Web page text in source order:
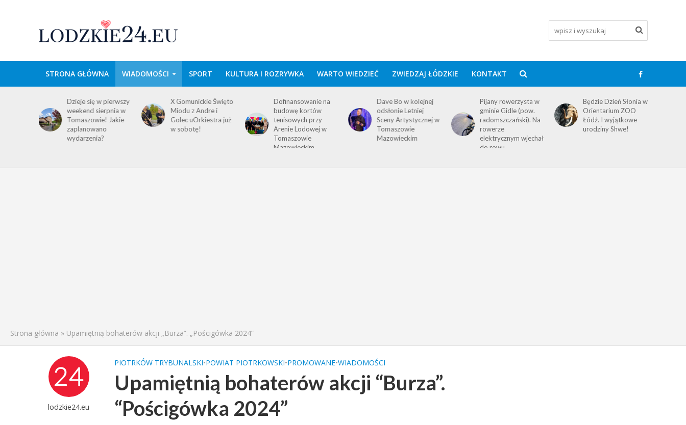
STRONA GŁÓWNA WIADOMOŚCI SPORT KULTURA I ROZRYWKA WARTO WIEDZIEĆ ZWIEDZAJ ŁÓDZKIE KONTAKT
Dzieje się w pierwszy
weekend sierpnia w
Tomaszowie! Jakie
zaplanowano
wydarzenia?
X Gomunickie Święto
Miodu z Andre i
Golec uOrkiestra już
w sobotę!
Dofinansowanie na
budowę kortów
tenisowych przy
Arenie Lodowej w
Tomaszowie
Mazowieckim
Dave Bo w kolejnej
odsłonie Letniej
Sceny Artystycznej w
Tomaszowie
Mazowieckim
Pijany rowerzysta w
gminie Gidle (pow.
radomszczański). Na
rowerze
elektrycznym wjechał
do rowu
Będzie Dzień Słonia w
Orientarium ZOO
Łódź. I wyjątkowe
urodziny Shwe!
Strona główna » Upamiętnią bohaterów akcji „Burza”. „Pościgówka 2024”
lodzkie24.eu
PIOTRKÓW TRYBUNALSKI•POWIAT PIOTRKOWSKI•PROMOWANE•WIADOMOŚCI
Upamiętnią bohaterów akcji “Burza”.
“Pościgówka 2024”